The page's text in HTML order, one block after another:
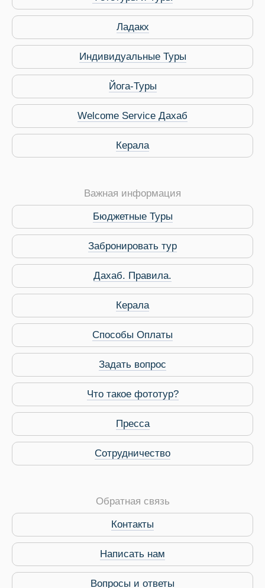
Путеводитель по
Ладакх
Индивидуальные Туры
Йога-Туры
Welcome Service Дахаб
Керала
Важная информация
Бюджетные Туры
Забронировать тур
Дахаб. Правила.
Керала
Способы Оплаты
Задать вопрос
Что такое фототур?
Пресса
Сотрудничество
Обратная связь
Контакты
Написать нам
Вопросы и ответы